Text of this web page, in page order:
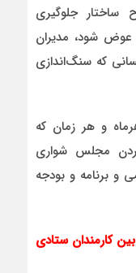
ساختار جلوگیری
عوض شود، مدیران
که سنگ‌اندازی
و هر زمان که
مجلس شواری
و برنامه و بودجه
کارمندان ستادی